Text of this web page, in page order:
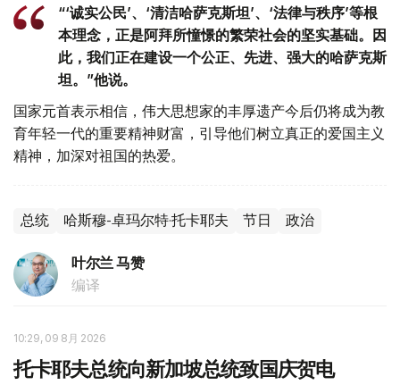
“‘诚实公民’、‘清洁哈萨克斯坦’、‘法律与秩序’等根
本理念，正是阿拜所憧憬的繁荣社会的坚实基础。因
此，我们正在建设一个公正、先进、强大的哈萨克斯
坦。”他说。
国家元首表示相信，伟大思想家的丰厚遗产今后仍将成为教
育年轻一代的重要精神财富，引导他们树立真正的爱国主义
精神，加深对祖国的热爱。
总统 哈斯穆-卓玛尔特·托卡耶夫 节日 政治
叶尔兰 马赞
编译
10:29, 09 8月 2026
托卡耶夫总统向新加坡总统致国庆贺电